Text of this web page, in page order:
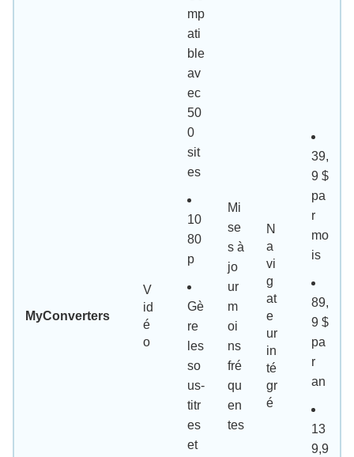
MyConverters
V
id
é
o
mp
ati
ble
av
ec
50
0
sit
es
10
80
p
Gè
re
les
so
us-
titr
es
et
Mi
se
s à
jo
ur
m
oi
ns
fré
qu
en
tes
N
a
vi
g
at
e
ur
in
té
gr
é
39,
9 $
pa
r
mo
is
89,
9 $
pa
r
an
13
9,9